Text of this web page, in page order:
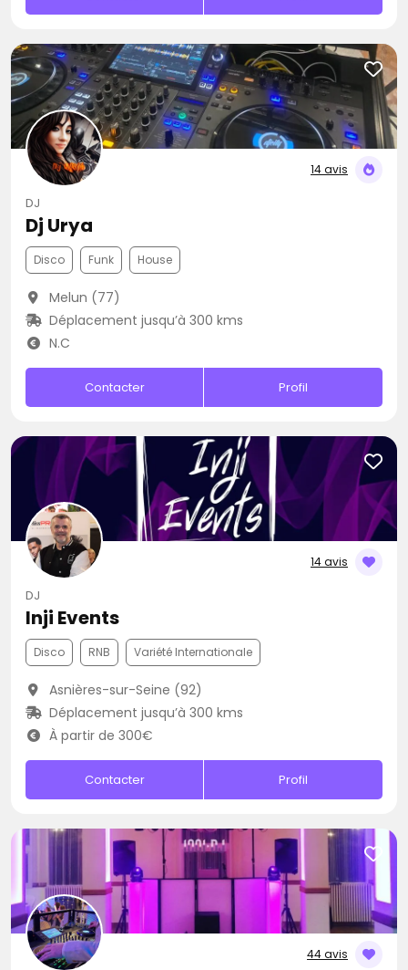
14 avis
DJ
Dj Urya
Disco Funk House
Melun (77)
Déplacement jusqu’à 300 kms
N.C
Contacter Profil
14 avis
DJ
Inji Events
Disco RNB Variété Internationale
Asnières-sur-Seine (92)
Déplacement jusqu’à 300 kms
À partir de 300€
Contacter Profil
44 avis